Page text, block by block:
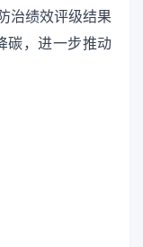
治绩效评级结果
碳，进一步推动